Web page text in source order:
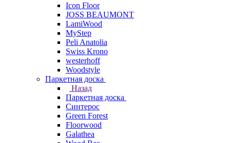
Icon Floor
JOSS BEAUMONT
LamiWood
MyStep
Peli Anatolia
Swiss Krono
westerhoff
Woodstyle
Паркетная доска
Назад
Паркетная доска
Синтерос
Green Forest
Floorwood
Galathea